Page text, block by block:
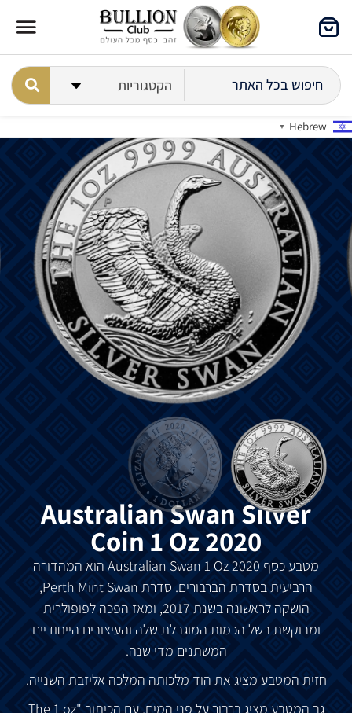
Hebrew
▼
Australian Swan Silver
Coin 1 Oz 2020
מטבעכסף הוא המהדורה
הרביעיתבסדרת הברבורים. סדרת
הושקה לראשונה בשנת ומאז הפכה לפופולרית
ומבוקשתבשל הכמות המוגבלת שלה והעיצובים הייחודיים
המשתנים מדי שנה.
חזית המטבע מציג את הוד מלכותה המלכה אליזבת השנייה.
גב המטבע מציגברבורעל פני המים,עם הכיתוב "The 1 oz